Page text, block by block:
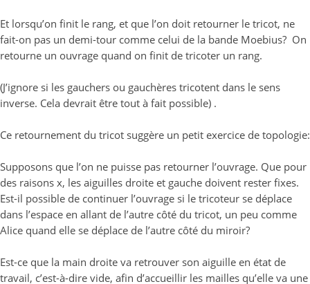
Et lorsqu’on finit le rang, et que l’on doit retourner le tricot, ne
fait-on pas un demi-tour comme celui de la bande Moebius? On
retourne un ouvrage quand on finit de tricoter un rang.
(J’ignore si les gauchers ou gauchères tricotent dans le sens
inverse. Cela devrait être tout à fait possible) .
Ce retournement du tricot suggère un petit exercice de topologie:
Supposons que l’on ne puisse pas retourner l’ouvrage. Que pour
des raisons x, les aiguilles droite et gauche doivent rester fixes.
Est-il possible de continuer l’ouvrage si le tricoteur se déplace
dans l’espace en allant de l’autre côté du tricot, un peu comme
Alice quand elle se déplace de l’autre côté du miroir?
Est-ce que la main droite va retrouver son aiguille en état de
travail, c’est-à-dire vide, afin d’accueillir les mailles qu’elle va une